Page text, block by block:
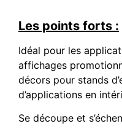
Les points forts :
Idéal pour les
affichages
décors pour stands
d’applications en
Se découpe et